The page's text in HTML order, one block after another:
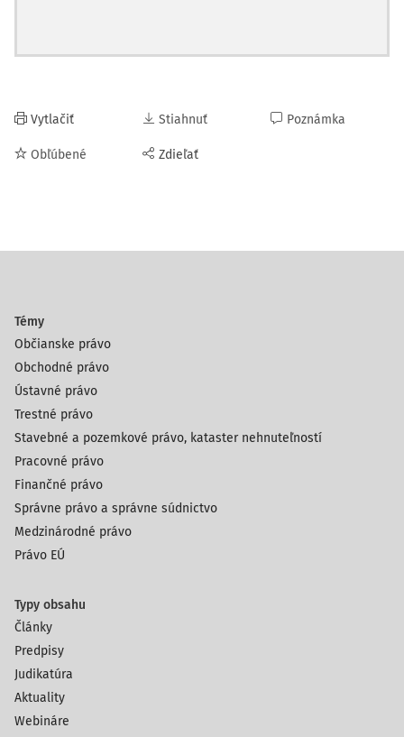
Vytlačiť
Obľúbené
Stiahnuť
Zdieľať
Poznámka
Témy
Občianske právo
Obchodné právo
Ústavné právo
Trestné právo
Stavebné a pozemkové právo, kataster nehnuteľností
Pracovné právo
Finančné právo
Správne právo a správne súdnictvo
Medzinárodné právo
Právo EÚ
Typy obsahu
Články
Predpisy
Judikatúra
Aktuality
Webináre